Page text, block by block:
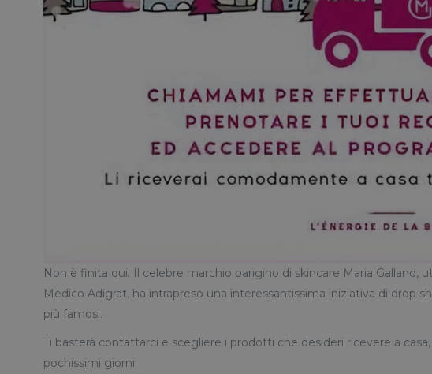
Non è finita qui. Il celebre marchio parigino di skincare Maria Galland,
Medico Adigrat, ha intrapreso una interessantissima iniziativa di drop
più famosi.
Ti basterà contattarci e scegliere i prodotti che desideri ricevere a
pochissimi giorni.